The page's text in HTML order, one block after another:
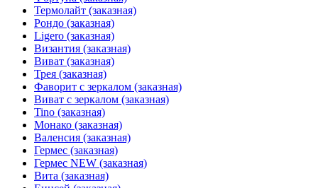
Термолайт (заказная)
Рондо (заказная)
Ligero (заказная)
Византия (заказная)
Виват (заказная)
Трея (заказная)
Фаворит с зеркалом (заказная)
Виват с зеркалом (заказная)
Tino (заказная)
Монако (заказная)
Валенсия (заказная)
Гермес (заказная)
Гермес NEW (заказная)
Вита (заказная)